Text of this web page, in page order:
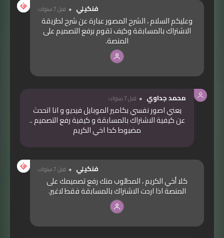
فنكيلي قبل 7 سنوات
وعليكم السلام ، الشرح المصور عبارة عن شرح لطريقة
الاشتراك بالمسابقة وكيف تقوم برفع التصميم على
المنصة.
محمد جداوي قبل 7 سنوات
يعني اصور نفسي بكامير الموبايل فيديو و انا اتحدث
عن كيفية الاشتراك بالمسابقة و كيفية رفع التصميم ..
مضبوط كدا اخي الكريم
فنكيلي قبل 7 سنوات
كلا أخي الكريم ، المطلوب منك رفع تصميمك على
المنصة اذا اردت الاشتراك بالمسابقة فقط لاغير.